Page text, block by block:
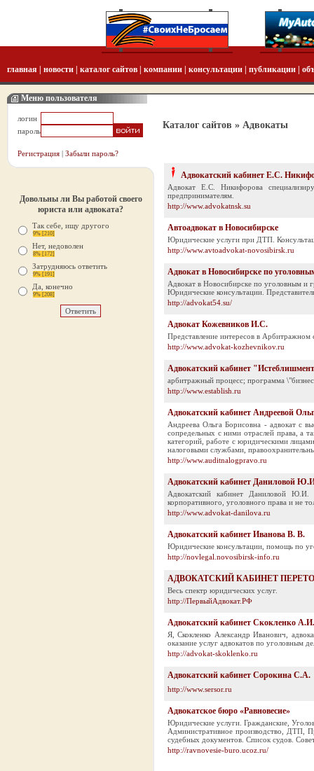
главная новости каталог сайтов компании консультации публикации
Меню пользователя
логин
пароль
Регистрация | Забыли пароль?
Довольны ли Вы работой своего
юриста или адвоката?
Так себе, ищу другого
9% [210]
Нет, недоволен
8% [172]
Затрудняюсь ответить
9% [191]
Да, конечно
9% [208]
Каталог сайтов » Адвокаты
Адвокатский кабинет Е.С.
Адвокат Е.С. Никифорова
предпринимателям.
http://www.advokatnsk.su
Автоадвокат в Новосибирске
Юридические услуги при ДТП.
http://www.avtoadvokat-novosibirsk.ru
Адвокат в Новосибирске по
Адвокат в Новосибирске по уголовным и
Юридические консультации.
http://advokat54.su/
Адвокат Кожевников И.С.
Представление интересов в Арбитражном
http://www.advokat-kozhevnikov.ru
Адвокатский кабинет
арбитражный процесс; программа
http://www.establish.ru
Адвокатский кабинет Андреевой
Андреева Ольга Борисовна - адвокат с
сопредельных с ними отраслей права, а
категорий, работе с юридическими
налоговыми службами,
http://www.auditnalogpravo.ru
Адвокатский кабинет Даниловой
Адвокатский кабинет Даниловой Ю.И.
корпоративного, уголовного права и не
http://www.advokat-danilova.ru
Адвокатский кабинет Иванова В. В.
Юридические консультации, помощь по
http://novlegal.novosibirsk-info.ru
АДВОКАТСКИЙ КАБИНЕТ
Весь спектр юридических услуг.
http://ПервыйАдвокат.РФ
Адвокатский кабинет Скокленко А.И.
Я, Скокленко Александр Иванович,
оказание услуг адвокатов по уголовным
http://advokat-skoklenko.ru
Адвокатский кабинет Сорокина С.А.
http://www.sersor.ru
Адвокатское бюро «Равновесие»
Юридические услуги. Гражданские,
Административное производство, ДТП,
судебных документов. Список судов.
http://ravnovesie-buro.ucoz.ru/